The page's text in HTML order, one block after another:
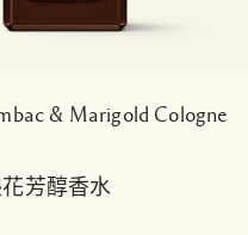
& Marigold Cologne
芳醇香水